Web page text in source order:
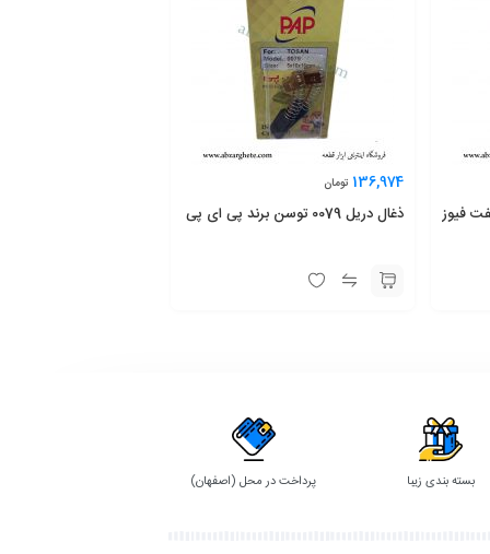
١١٢٤٥ – جفت فیوز
136,974 تومان
‌ذغال دریل 0079 توسن برند پی ای پی
بسته بندی زیبا پرداخت در محل (اصفهان)